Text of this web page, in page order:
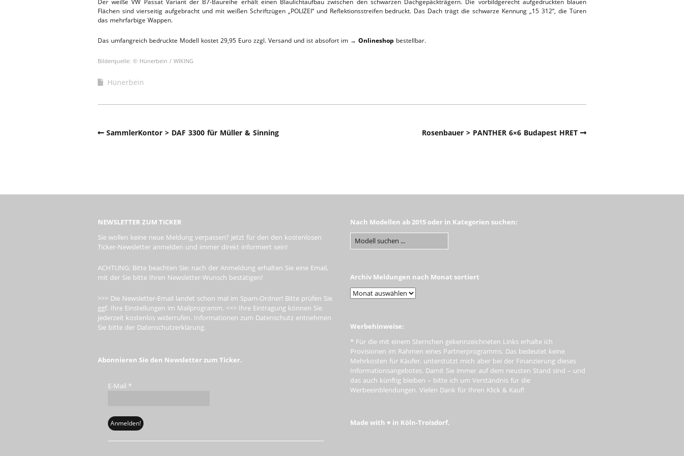
ERSATZTEIL-SERVICE
HEBEBÜHNE 2019
HEBEBÜHNE 2018
Flächen sind vierseitig aufgebracht und mit weißen Schriftzügen „POLIZEI“ und Reflektionsstreifen bedruckt. Das Dach trägt die schwarze Kennung „15 312“, die Türen
das mehrfarbige Wappen.
Das umfangreich bedruckte Modell kostet 29,95 Euro zzgl. Versand und ist absofort im → Onlineshop bestellbar.
Bilderquelle: © Hünerbein / WIKING
Hünerbein
SammlerKontor > DAF 3300 für Müller & Sinning Rosenbauer > PANTHER 6×6 Budapest HRET
NEWSLETTER ZUM TICKER
Sie wollen keine neue Meldung verpassen? Jetzt für den den kostenlosen
Ticker-Newsletter anmelden und immer direkt informiert sein!
ACHTUNG: Bitte beachten Sie: nach der Anmeldung erhalten Sie eine Email,
mit der Sie bitte Ihren Newsletter-Wunsch bestätigen!
>>> Die Newsletter-Email landet schon mal im Spam-Ordner! Bitte prüfen Sie
ggf. Ihre Einstellungen im Mailprogramm. <<< Ihre Eintragung können Sie
jederzeit kostenlos widerrufen. Informationen zum Datenschutz entnehmen
Sie bitte der Datenschutzerklärung.
Abonnieren Sie den Newsletter zum Ticker.
E-Mail *
Nach Modellen ab 2015 oder in Kategorien suchen:
Archiv Meldungen nach Monat sortiert
Werbehinweise:
* Für die mit einem Sternchen gekennzeichneten Links erhalte ich
Provisionen im Rahmen eines Partnerprogramms. Das bedeutet keine
Mehrkosten für Käufer, unterstützt mich aber bei der Finanzierung dieses
Informationsangebotes. Damit Sie immer auf dem neusten Stand sind – und
das auch künftig bleiben – bitte ich um Verständnis für die
Werbeeinblendungen. Vielen Dank für Ihren Klick & Kauf!
Made with ♥ in Köln-Troisdorf.